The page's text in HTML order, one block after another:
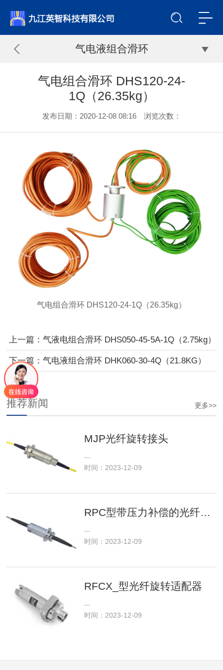
气电液组合滑环
气电组合滑环 DHS120-24-
1Q（26.35kg）
发布日期：2020-12-08 08:16 浏览次数：
气电组合滑环 DHS120-24-1Q（26.35kg）
上一篇：气液电组合滑环 DHS050-45-5A-1Q（2.75kg）
下一篇：气电液组合滑环 DHK060-30-4Q（21.8KG）
更多>>
推荐新闻
MJP光纤旋转接头
...
时间：2023-12-09
RPC型带压力补偿的光纤旋转接头
...
时间：2023-12-09
RFCX_型光纤旋转适配器
...
时间：2023-12-09